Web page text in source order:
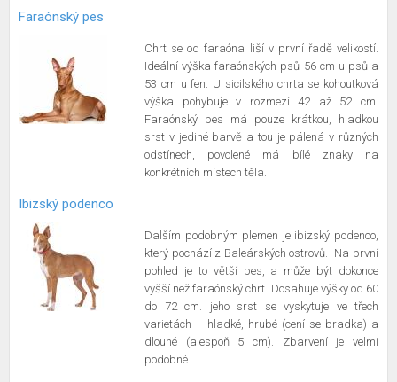
Faraónský pes
Chrt se od faraóna liší v první řadě velikostí.
Ideální výška faraónských psů 56 cm u psů a
53 cm u fen. U sicilského chrta se kohoutková
výška pohybuje v rozmezí 42 až 52 cm.
Faraónský pes má pouze krátkou, hladkou
srst v jediné barvě a tou je pálená v různých
odstínech, povolené má bílé znaky na
konkrétních místech těla.
Ibizský podenco
Dalším podobným plemen je ibizský podenco,
který pochází z Baleárských ostrovů. Na první
pohled je to větší pes, a může být dokonce
vyšší než faraónský chrt. Dosahuje výšky od 60
do 72 cm. jeho srst se vyskytuje ve třech
varietách – hladké, hrubé (cení se bradka) a
dlouhé (alespoň 5 cm). Zbarvení je velmi
podobné.